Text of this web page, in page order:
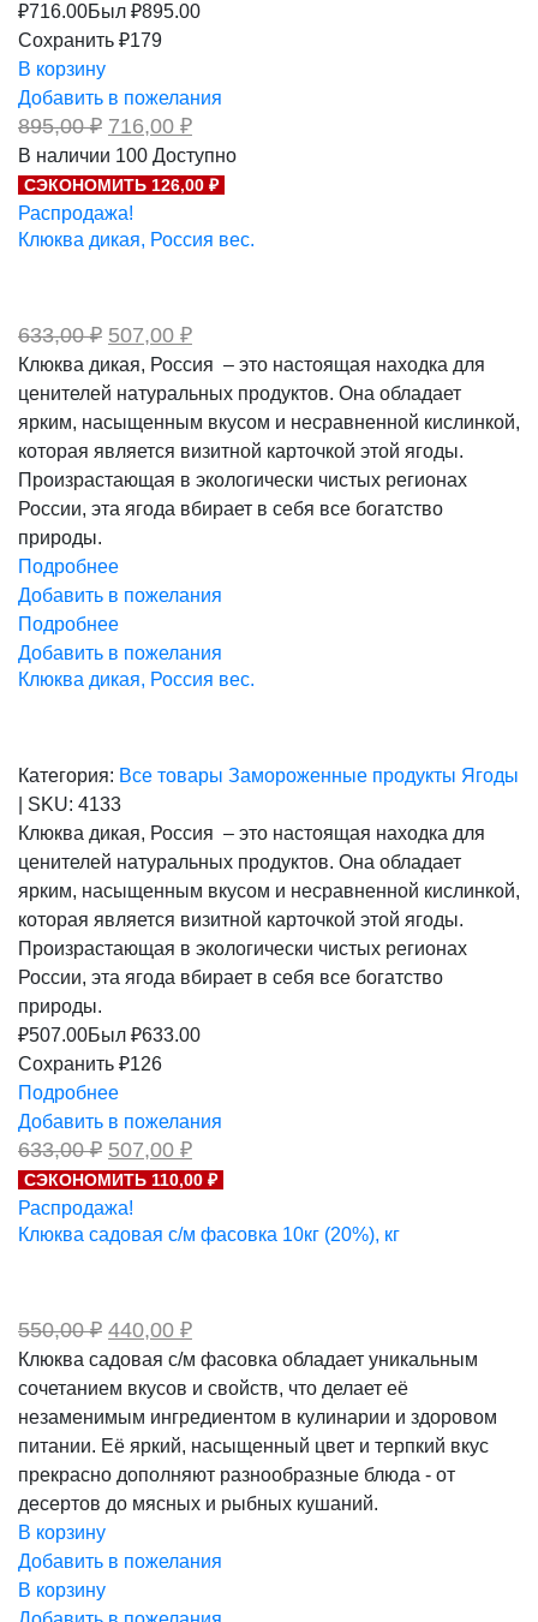
₽716.00Был ₽895.00
Сохранить ₽179
В корзину
Добавить в пожелания
895,00₽ Первоначальная
цена
составляла
895,00 ₽.
716,00 ₽Текущая
716,00 ₽.
В наличии 100 Доступно
СЭКОНОМИТЬ 126,00 ₽
Распродажа!
Клюква дикая, Россия вес.
633,00₽ Первоначальная
цена
составляла
633,00 ₽.
507,00 ₽Текущая
507,00 ₽.
Клюква дикая, Россия – это настоящая находка для
ценителей натуральных продуктов. Она обладает
ярким, насыщенным вкусом и несравненной кислинкой,
которая является визитной карточкой этой ягоды.
Произрастающая в экологически чистых регионах
России, эта ягода вбирает в себя все богатство
природы.
Подробнее
Добавить в пожелания
Подробнее
Добавить в пожелания
Клюква дикая, Россия вес.
Категория: Все товары Замороженные продукты Ягоды
SKU: 4133
Клюква дикая, Россия – это настоящая находка для
ценителей натуральных продуктов. Она обладает
ярким, насыщенным вкусом и несравненной кислинкой,
которая является визитной карточкой этой ягоды.
Произрастающая в экологически чистых регионах
России, эта ягода вбирает в себя все богатство
природы.
₽507.00Был ₽633.00
Сохранить ₽126
Подробнее
Добавить в пожелания
633,00₽ Первоначальная
цена
составляла
633,00 ₽.
507,00 ₽Текущая
цена:
507,00 ₽.
СЭКОНОМИТЬ 110,00 ₽
Распродажа!
Клюква садовая с/м фасовка 10кг (20%), кг
550,00₽ Первоначальная
составляла
550,00 ₽.
440,00 ₽Текущая
цена:
440,00 ₽.
Клюква садовая с/м фасовка обладает уникальным
сочетанием вкусов и свойств, что делает её
незаменимым ингредиентом в кулинарии и здоровом
питании. Её яркий, насыщенный цвет и терпкий вкус
прекрасно дополняют разнообразные блюда - от
десертов до мясных и рыбных кушаний.
В корзину
Добавить в пожелания
В корзину